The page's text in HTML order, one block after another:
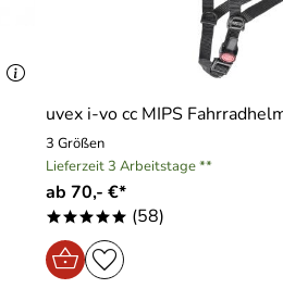
uvex i-vo cc MIPS
3 Größen
Lieferzeit 3 Arbeitstage **
ab 70,- €*
***** (58)